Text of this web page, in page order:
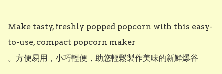
Make tasty, freshly popped popcorn with this easy-
to-use, compact popcorn maker
。方便易用，小巧輕便，助您輕鬆製作美味的新鮮爆谷